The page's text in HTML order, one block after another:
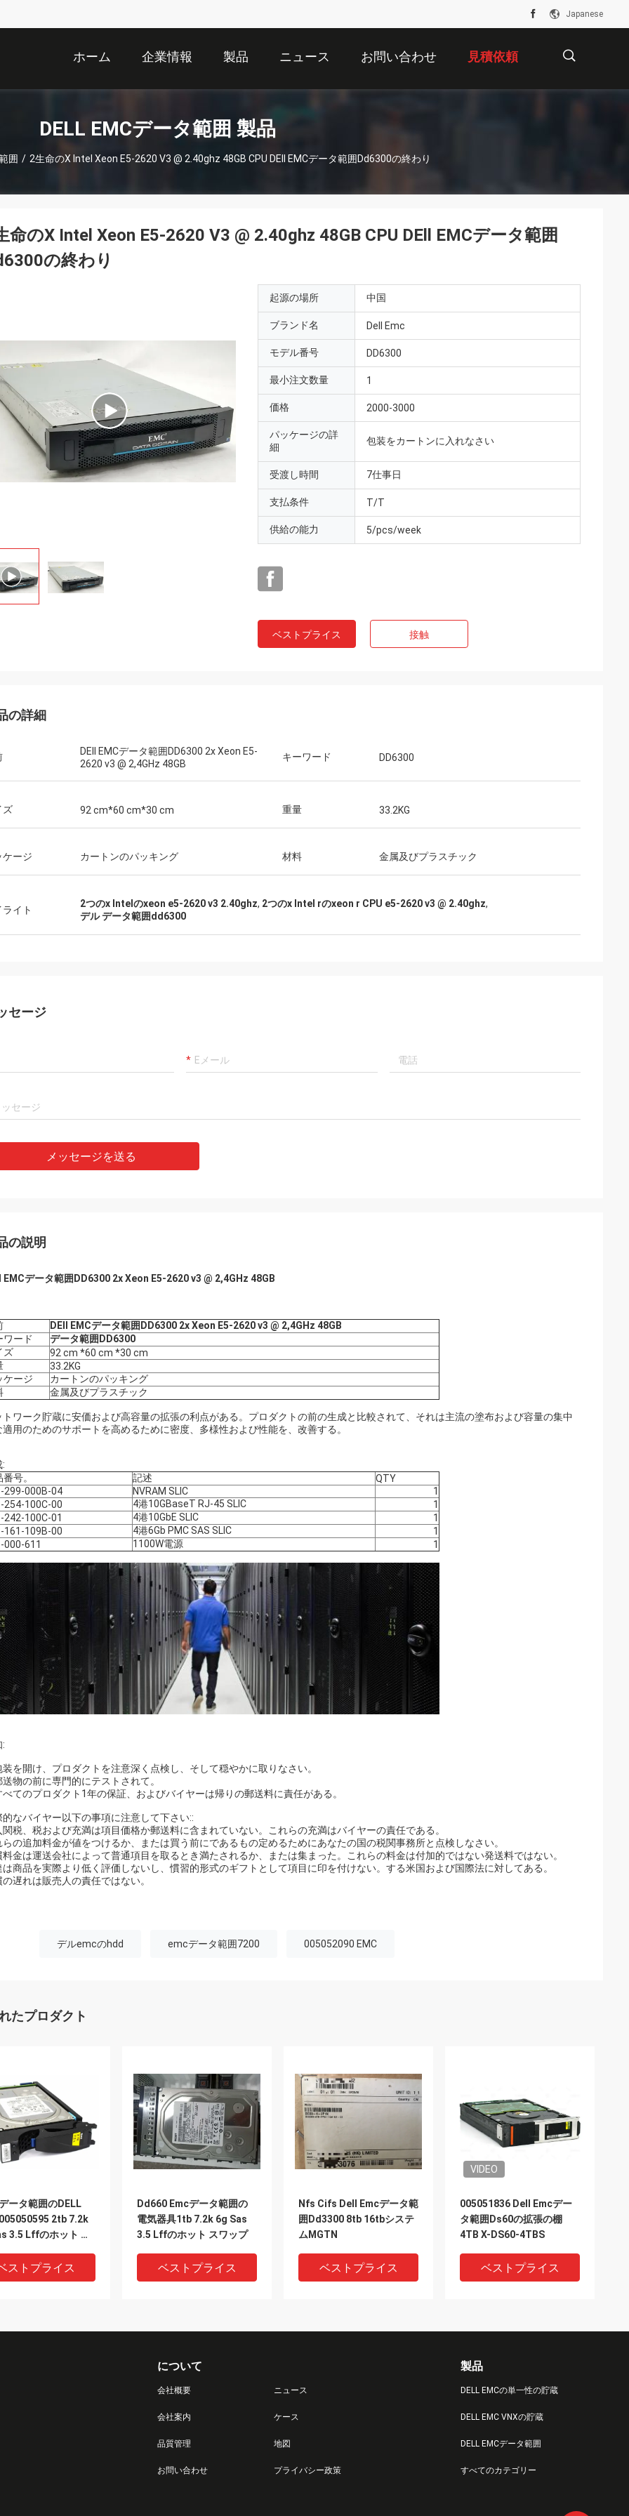
Japanese
ホーム 企業情報 製品 ニュース お問い合わせ 見積依頼
DELL EMCデータ範囲 製品
囲 / 2生命のX Intel Xeon E5-2620 V3 @ 2.40ghz 48GB CPU DEll EMCデータ範囲Dd6300の終わり
命のX Intel Xeon E5-2620 V3 @ 2.40ghz 48GB CPU DEll EMCデータ範囲
の終わり
起源の場所 中国
ブランド名 Dell Emc
モデル番号 DD6300
最小注文数量 1
価格 2000-3000
パッケージの詳
細
包装をカートンに入れなさい
受渡し時間 7仕事日
支払条件 T/T
供給の能力 5/pcs/week
ベストプライス 接触
の詳細
DEll EMCデータ範囲DD6300 2x Xeon E5-
2620 v3 @ 2,4GHz 48GB
キーワード DD6300
ズ 92 cm*60 cm*30 cm 重量 33.2KG
ケージ カートンのパッキング 材料 金属及びプラスチック
イト
2つのx Intelのxeon e5-2620 v3 2.40ghz, 2つのx Intel rのxeon r CPU e5-2620 v3 @ 2.40ghz,
デル データ範囲dd6300
セージ
メッセージを送る
の説明
EMCデータ範囲DD6300 2x Xeon E5-2620 v3 @ 2,4GHz 48GB
DEll EMCデータ範囲DD6300 2x Xeon E5-2620 v3 @ 2,4GHz 48GB
ワード
データ範囲DD6300
ズ
92 cm *60 cm *30 cm
33.2KG
ケージ
カートンのパッキング
金属及びプラスチック
トワーク貯蔵に安価および高容量の拡張の利点がある。プロダクトの前の生成と比較されて、それは主流の塗布および容量の集中
適用のためのサポートを高めるために密度、多様性および性能を、改善する。
:
号。
記述
QTY
299-000B-04
NVRAM SLIC
1
254-100C-00
4港10GBaseT RJ-45 SLIC
1
242-100C-01
4港10GbE SLIC
1
161-109B-00
4港6Gb PMC SAS SLIC
1
000-611
1100W電源 1
:
装を開け、プロダクトを注意深く点検し、そして穏やかに取りなさい。
送物の前に専門的にテストされて。
べてのプロダクト1年の保証、およびバイヤーは帰りの郵送料に責任がある。
的なバイヤー以下の事項に注意して下さい::
関税、税および充満は項目価格か郵送料に含まれていない。これらの充満はバイヤーの責任である。
らの追加料金が値をつけるか、または買う前にであるもの定めるためにあなたの国の税関事務所と点検しなさい。
料金は運送会社によって普通項目を取るとき満たされるか、または集まった。これらの料金は付加的ではない発送料ではない。
は商品を実際より低く評価しないし、慣習的形式のギフトとして項目に印を付けない。する米国および国際法に対してある。
の遅れは販売人の責任ではない。
デルemcのhdd emcデータ範囲7200 005052090 EMC
たプロダクト
ータ範囲のDELL
2tb 7.2k
3.5 Lffのホット ス
ストプライス
Dd660 Emcデータ範囲の
電気器具1tb 7.2k 6g Sas
3.5 Lffのホット スワップ
ベストプライス
Nfs Cifs Dell Emcデータ範
囲Dd3300 8tb 16tbシステ
ムMGTN
ベストプライス
VIDEO
005051836 Dell Emcデー
タ範囲Ds60の拡張の棚
4TB X-DS60-4TBS
ベストプライス
005049573 Dell Emcデー
118000259 005052090
Dell 005049283 Emc Es30
について
会社概要
会社案内
品質管理
お問い合わせ
ニュース
ケース
地図
プライバシー政策
製品
DELL EMCの単一性の貯蔵
DELL EMC VNXの貯蔵
DELL EMCデータ範囲
すべてのカテゴリー